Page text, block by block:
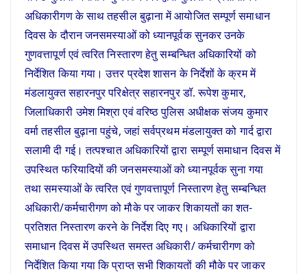
अधिकारीगण के साथ तहसील बुढ़ाना में आयोजित सम्पूर्ण समाधान
दिवस के दौरान जनसमस्याओं को ध्यानपूर्वक सुनकर उनके
गुणवत्तापूर्ण एवं त्वरित निस्तारण हेतु सम्बन्धित अधिकारियों को
निर्देशित किया गया। उत्तर प्रदेश शासन के निर्देशों के क्रम में
मंडलायुक्त सहारनपुर परिक्षेत्र सहारनपुर डॉ. रूपेश कुमार,
जिलाधिकारी उमेश मिश्रा एवं वरिष्ठ पुलिस अधीक्षक संजय कुमार
वर्मा तहसील बुढ़ाना पहुंचे, जहां सर्वप्रथम मंडलायुक्त को गार्द द्वारा
सलामी दी गई। तत्पश्चात अधिकारियों द्वारा सम्पूर्ण समाधान दिवस में
उपस्थित फरियादियों की जनसमस्याओं को ध्यानपूर्वक सुना गया
तथा समस्याओं के त्वरित एवं गुणवत्तापूर्ण निस्तारण हेतु सम्बन्धित
अधिकारी/कर्मचारीगण को मौके पर जाकर शिकायतों का शत-
प्रतिशत निस्तारण करने के निर्देश दिए गए। अधिकारियों द्वारा
समाधान दिवस में उपस्थित समस्त अधिकारी/ कर्मचारीगण को
निर्देशित किया गया कि प्राप्त सभी शिकायतों की मौके पर जाकर